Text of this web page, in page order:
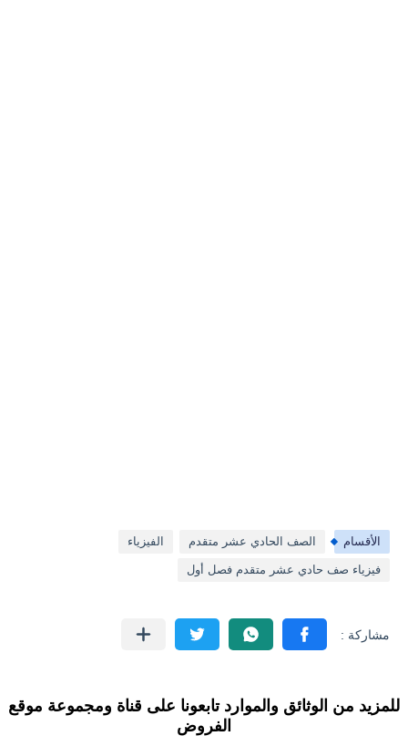
الأقسام الصف الحادي عشر متقدم الفيزياء
فيزياء صف حادي عشر متقدم فصل أول
للمزيد من الوثائق والموارد تابعونا على قناة ومجموعة موقع
الفروض